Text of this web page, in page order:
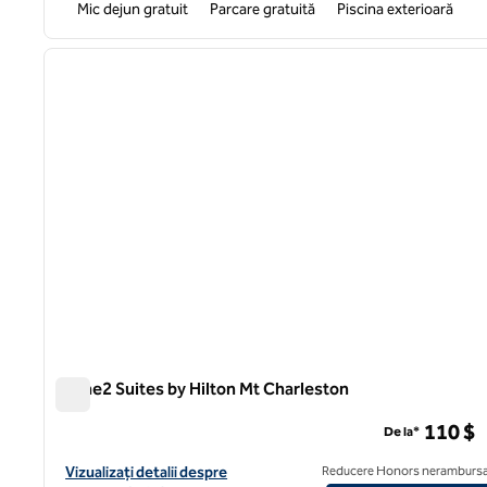
Mic dejun gratuit Parcare gratuită Piscina exterioară
1 din 12
Home2 Suites by Hilton Mt Charleston
Vizualizați detaliile hotelului pentru Home2 Suites by Hilton Mt
Vizualizați detalii despre
De la* 110 $
Reducere Honors